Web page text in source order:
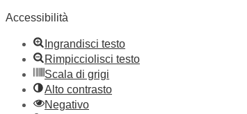
Accessibilità
Ingrandisci testo
Rimpicciolisci testo
Scala di grigi
Alto contrasto
Negativo